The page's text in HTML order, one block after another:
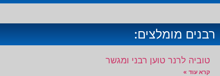
רבנים מומלצים:
טוביה לרנר טוען רבני ומגשר
קרא עוד »